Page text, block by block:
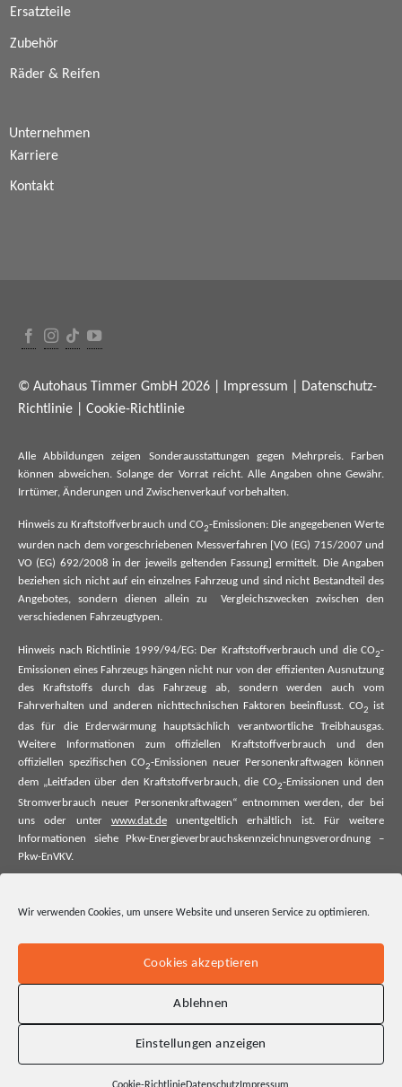
Wir verwenden Cookies, um unsere Website und unseren Service zu optimieren.
Cookies akzeptieren
Ablehnen
Einstellungen anzeigen
Ersatzteile
Zubehör
Räder & Reifen
Unternehmen
Karriere
Kontakt
© Autohaus Timmer GmbH 2026 | Impressum
Datenschutz-
Richtlinie
Cookie-Richtlinie
Alle Abbildungen zeigen Sonderausstattungen gegen Mehrpreis. Farben
können abweichen. Solange der Vorrat reicht. Alle Angaben ohne Gewähr.
Irrtümer, Änderungen und Zwischenverkauf vorbehalten.
Hinweis zu Kraftstoffverbrauch und CO2-Emissionen: Die angegebenen Werte
wurden nach dem vorgeschriebenen Messverfahren [VO (EG) 715/2007 und
VO (EG) 692/2008 in der jeweils geltenden Fassung] ermittelt. Die Angaben
beziehen sich nicht auf ein einzelnes Fahrzeug und sind nicht Bestandteil des
Angebotes, sondern dienen allein zu Vergleichszwecken zwischen den
verschiedenen Fahrzeugtypen.
Hinweis nach Richtlinie 1999/94/EG: Der Kraftstoffverbrauch und die CO2-
Emissionen eines Fahrzeugs hängen nicht nur von der effizienten Ausnutzung
des Kraftstoffs durch das Fahrzeug ab, sondern werden auch vom
Fahrverhalten und anderen nichttechnischen Faktoren beeinflusst. CO2
ist
das für die Erderwärmung hauptsächlich verantwortliche Treibhausgas.
Weitere Informationen zum offiziellen Kraftstoffverbrauch und den
offiziellen spezifischen CO2-Emissionen neuer Personenkraftwagen können
dem „Leitfaden über den Kraftstoffverbrauch, die CO2-Emissionen und den
Stromverbrauch neuer Personenkraftwagen“ entnommen werden, der bei
uns oder unter www.dat.deunentgeltlich erhältlich ist. Für weitere
Informationen siehe Pkw-Energieverbrauchskennzeichnungsverordnung –
Pkw-EnVKV.
offiziellen spezifischen CO₂-Emissionen und ggf. zum Stromverbrauch neuer
offiziellen spezifischen CO₂-Emissionen und den offiziellen Stromverbrauch
neuer Pkw entnommen werden. Dieser ist an allen Verkaufsstellen und bei
der Deutschen Automobil Treuhand GmbH unentgeltlich erhältlich, sowie